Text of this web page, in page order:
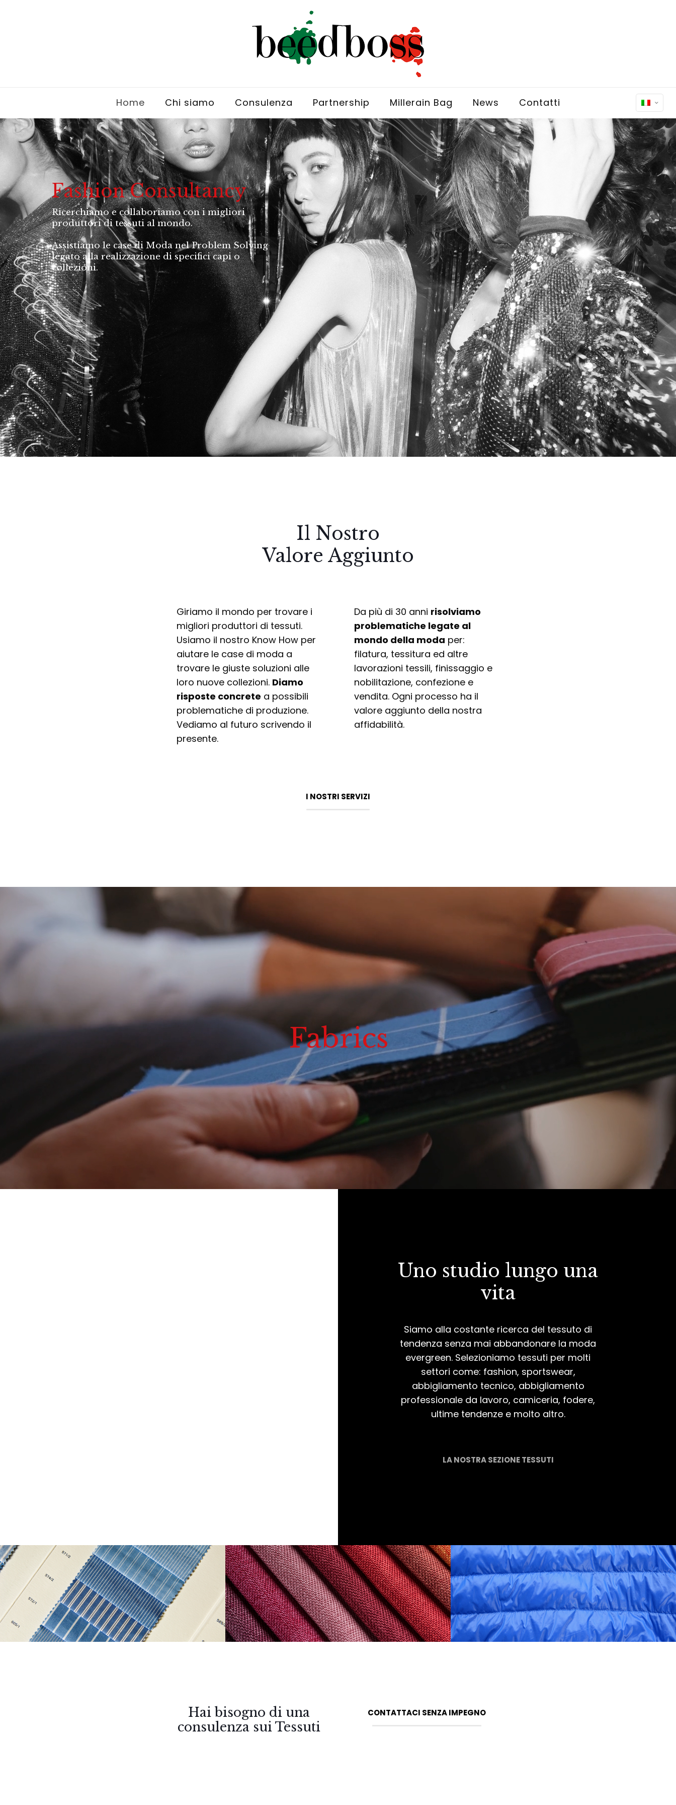
Home Chi siamo Consulenza Partnership Millerain Bag News Contatti
Fashion Consultancy
Ricerchiamo e collaboriamo con i migliori
produttori di tessuti al mondo.
Assistiamo le case di Moda nel Problem Solving
legato alla realizzazione di specifici capi o
collezioni.
Il Nostro
Valore Aggiunto
Giriamo il mondo per trovare i
migliori produttori di tessuti.
Usiamo il nostro Know How per
aiutare le case di moda a
trovare le giuste soluzioni alle
loro nuove collezioni. Diamo
risposte concrete a possibili
problematiche di produzione.
Vediamo al futuro scrivendo il
presente.
Da più di 30 anni risolviamo
problematiche legate al
mondo della moda per:
filatura, tessitura ed altre
lavorazioni tessili, finissaggio e
nobilitazione, confezione e
vendita. Ogni processo ha il
valore aggiunto della nostra
affidabilità.
I NOSTRI SERVIZI
Fabrics
Uno studio lungo una
vita
Siamo alla costante ricerca del tessuto di
tendenza senza mai abbandonare la moda
evergreen. Selezioniamo tessuti per molti
settori come: fashion, sportswear,
abbigliamento tecnico, abbigliamento
professionale da lavoro, camiceria, fodere,
ultime tendenze e molto altro.
LA NOSTRA SEZIONE TESSUTI
Hai bisogno di una
consulenza sui Tessuti
CONTATTACI SENZA IMPEGNO